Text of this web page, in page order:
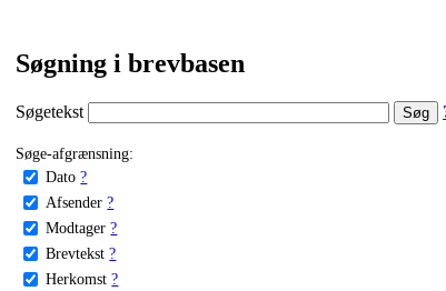
Søgning i brevbasen
Søgetekst
Søge-afgrænsning:
Dato ?
Afsender ?
Modtager ?
Brevtekst ?
Herkomst ?